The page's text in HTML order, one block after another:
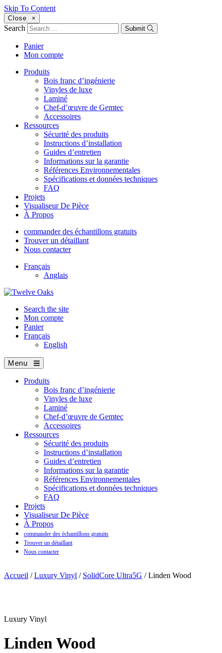
Skip To Content
Close ×
Search Submit
Panier
Mon compte
Produits
Bois franc d’ingénierie
Vinyles de luxe
Laminé
Chef-d’œuvre de Gemtec
Accessoires
Ressources
Sécurité des produits
Instructions d’installation
Guides d’entretien
Informations sur la garantie
Références Environnementales
Spécifications et données techniques
FAQ
Projets
Visualiseur De Pièce
À Propos
commander des échantillons gratuits
Trouver un détaillant
Nous contacter
Français
Anglais
Search the site
Mon compte
Panier
Français
English
Menu
Produits
Bois franc d’ingénierie
Vinyles de luxe
Laminé
Chef-d’œuvre de Gemtec
Accessoires
Ressources
Sécurité des produits
Instructions d’installation
Guides d’entretien
Informations sur la garantie
Références Environnementales
Spécifications et données techniques
FAQ
Projets
Visualiseur De Pièce
À Propos
commander des échantillons gratuits
Trouver un détaillant
Nous contacter
Accueil /Luxury Vinyl / SolidCore Ultra5G / Linden Wood
Luxury Vinyl
Linden Wood